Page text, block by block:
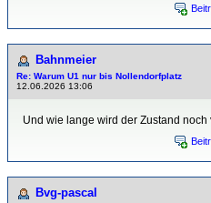
Bahnmeier
Re: Warum U1 nur bis Nollendorfplatz
12.06.2026 13:06
Und wie lange wird der Zustand
Bvg-pascal